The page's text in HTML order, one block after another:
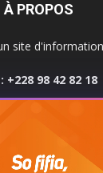
À PROPOS
site
+228 98 42 82 18